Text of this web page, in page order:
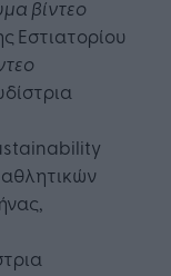
βίντεο
Εστιατορίου